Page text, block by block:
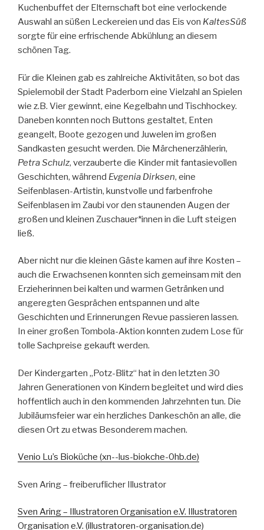
Kuchenbuffet der Elternschaft bot eine verlockende
Auswahl an süßen Leckereien und das Eis von KaltesSüß
sorgte für eine erfrischende Abkühlung an diesem
schönen Tag.
Für die Kleinen gab es zahlreiche Aktivitäten, so bot das
Spielemobil der Stadt Paderborn eine Vielzahl an Spielen
wie z.B. Vier gewinnt, eine Kegelbahn und Tischhockey.
Daneben konnten noch Buttons gestaltet, Enten
geangelt, Boote gezogen und Juwelen im großen
Sandkasten gesucht werden. Die Märchenerzählerin,
Petra Schulz, verzauberte die Kinder mit fantasievollen
Geschichten, während Evgenia Dirksen, eine
Seifenblasen-Artistin, kunstvolle und farbenfrohe
Seifenblasen im Zaubi vor den staunenden Augen der
großen und kleinen Zuschauer*innen in die Luft steigen
ließ.
Aber nicht nur die kleinen Gäste kamen auf ihre Kosten –
auch die Erwachsenen konnten sich gemeinsam mit den
Erzieherinnen bei kalten und warmen Getränken und
angeregten Gesprächen entspannen und alte
Geschichten und Erinnerungen Revue passieren lassen.
In einer großen Tombola-Aktion konnten zudem Lose für
tolle Sachpreise gekauft werden.
Der Kindergarten „Potz-Blitz“ hat in den letzten 30
Jahren Generationen von Kindern begleitet und wird dies
hoffentlich auch in den kommenden Jahrzehnten tun. Die
Jubiläumsfeier war ein herzliches Dankeschön an alle, die
diesen Ort zu etwas Besonderem machen.
Venio Lu’s Bioküche (xn--lus-biokche-0hb.de)
Sven Aring – freiberuflicher Illustrator
Sven Aring – Illustratoren Organisation e.V. Illustratoren
Organisation e.V. (illustratoren-organisation.de)